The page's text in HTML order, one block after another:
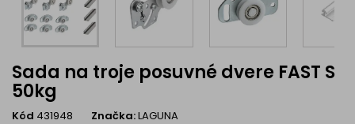
Sada na troje posuvné dvere FAST S
50kg
Kód 431948 Značka:LAGUNA